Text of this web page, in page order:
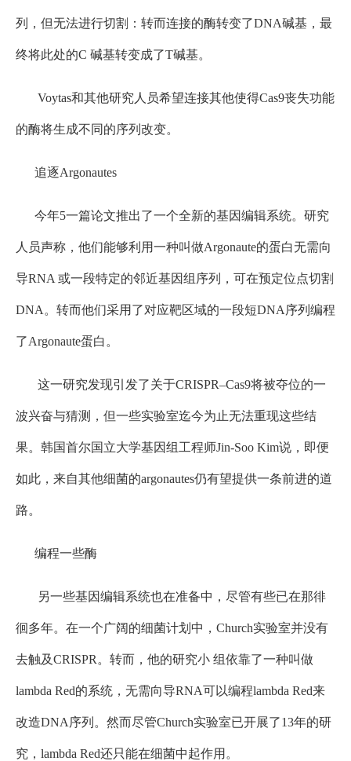
列，但无法进行切割：转而连接的酶转变了DNA碱基，最
终将此处的C 碱基转变成了T碱基。
Voytas和其他研究人员希望连接其他使得Cas9丧失功能
的酶将生成不同的序列改变。
追逐Argonautes
今年5一篇论文推出了一个全新的基因编辑系统。研究
人员声称，他们能够利用一种叫做Argonaute的蛋白无需向
导RNA 或一段特定的邻近基因组序列，可在预定位点切割
DNA。转而他们采用了对应靶区域的一段短DNA序列编程
了Argonaute蛋白。
这一研究发现引发了关于CRISPR–Cas9将被夺位的一
波兴奋与猜测，但一些实验室迄今为止无法重现这些结
果。韩国首尔国立大学基因组工程师Jin-Soo Kim说，即便
如此，来自其他细菌的argonautes仍有望提供一条前进的道
路。
编程一些酶
另一些基因编辑系统也在准备中，尽管有些已在那徘
徊多年。在一个广阔的细菌计划中，Church实验室并没有
去触及CRISPR。转而，他的研究小 组依靠了一种叫做
lambda Red的系统，无需向导RNA可以编程lambda Red来
改造DNA序列。然而尽管Church实验室已开展了13年的研
究，lambda Red还只能在细菌中起作用。